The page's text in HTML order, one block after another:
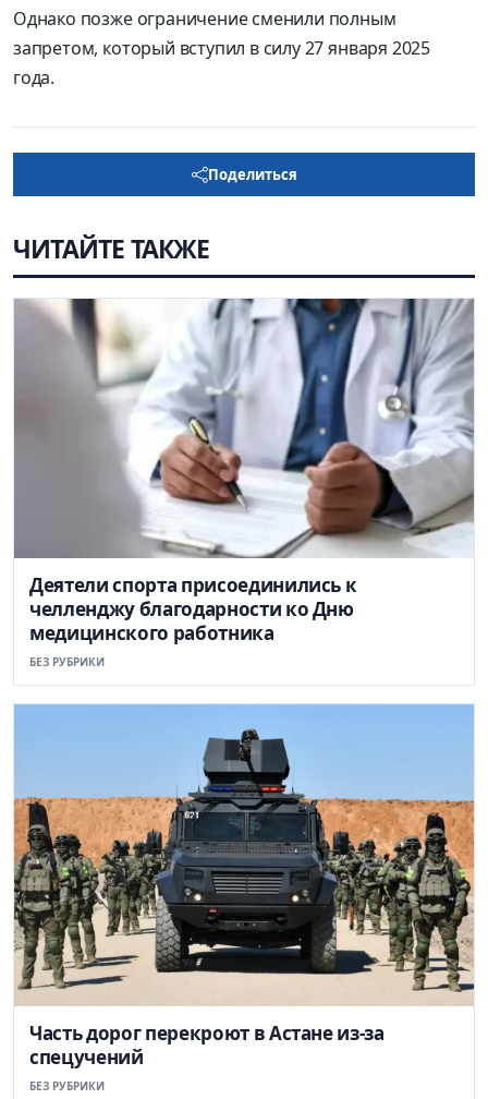
Однако позже ограничение сменили полным
запретом, который вступил в силу 27 января 2025
года.
Поделиться
ЧИТАЙТЕ ТАКЖЕ
Деятели спорта присоединились к
челленджу благодарности ко Дню
медицинского работника
БЕЗ РУБРИКИ
Часть дорог перекроют в Астане из-за
спецучений
БЕЗ РУБРИКИ